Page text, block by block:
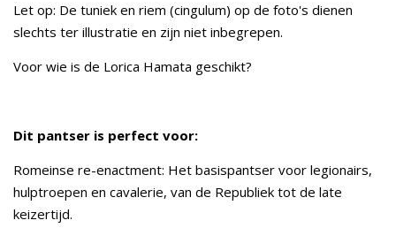
Let op: De tuniek en riem (cingulum) op de foto's dienen
slechts ter illustratie en zijn niet inbegrepen.
Voor wie is de Lorica Hamata geschikt?
Dit pantser is perfect voor:
Romeinse re-enactment: Het basispantser voor legionairs,
hulptroepen en cavalerie, van de Republiek tot de late
keizertijd.